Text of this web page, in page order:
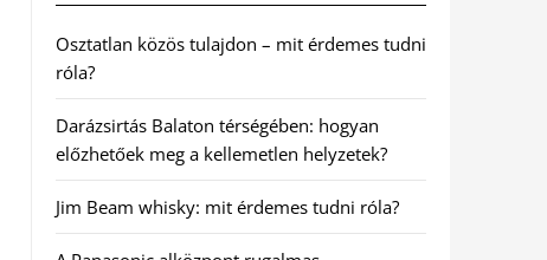
Osztatlan közös tulajdon – mit érdemes tudni
róla?
Darázsirtás Balaton térségében: hogyan
előzhetőek meg a kellemetlen helyzetek?
Jim Beam whisky: mit érdemes tudni róla?